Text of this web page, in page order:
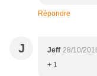
Répondre
J Jeff 28/10/
+ 1